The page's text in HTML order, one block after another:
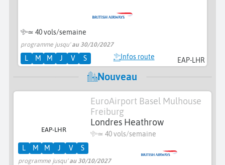
EAP-LHR
≃ 40 vols/semaine
programme jusqu'au 30/10/2027
L M M J V S Infos route
Nouveau
EAP-LHR
EuroAirport Basel Mulhouse
Freiburg
Londres Heathrow
≃ 40 vols/semaine
programme jusqu'au 30/10/2027
L M M J V S